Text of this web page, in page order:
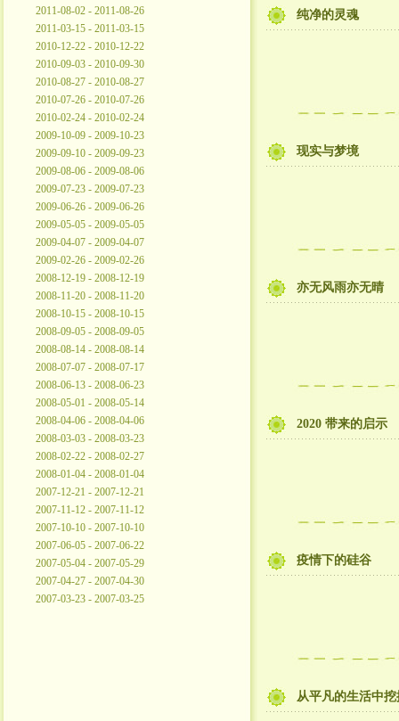
2011-08-02 - 2011-08-26
2011-03-15 - 2011-03-15
2010-12-22 - 2010-12-22
2010-09-03 - 2010-09-30
2010-08-27 - 2010-08-27
2010-07-26 - 2010-07-26
2010-02-24 - 2010-02-24
2009-10-09 - 2009-10-23
2009-09-10 - 2009-09-23
2009-08-06 - 2009-08-06
2009-07-23 - 2009-07-23
2009-06-26 - 2009-06-26
2009-05-05 - 2009-05-05
2009-04-07 - 2009-04-07
2009-02-26 - 2009-02-26
2008-12-19 - 2008-12-19
2008-11-20 - 2008-11-20
2008-10-15 - 2008-10-15
2008-09-05 - 2008-09-05
2008-08-14 - 2008-08-14
2008-07-07 - 2008-07-17
2008-06-13 - 2008-06-23
2008-05-01 - 2008-05-14
2008-04-06 - 2008-04-06
2008-03-03 - 2008-03-23
2008-02-22 - 2008-02-27
2008-01-04 - 2008-01-04
2007-12-21 - 2007-12-21
2007-11-12 - 2007-11-12
2007-10-10 - 2007-10-10
2007-06-05 - 2007-06-22
2007-05-04 - 2007-05-29
2007-04-27 - 2007-04-30
2007-03-23 - 2007-03-25
纯净的灵魂
现实与梦境
亦无风雨亦无晴
2020 带来的启示
疫情下的硅谷
从平凡的生活中挖